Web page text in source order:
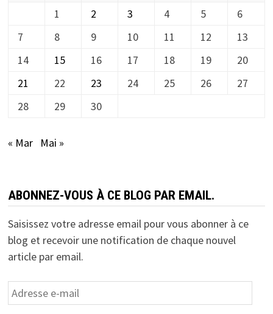
1
2 3 4 5
6
7
8 9 10 11 12
13
14
15 16 17 18 19
20
21
22 23 24 25 26
27
28
29 30
« Mar Mai »
ABONNEZ-VOUS À CE BLOG PAR EMAIL.
Saisissez votre adresse email pour vous abonner à ce
blog et recevoir une notification de chaque nouvel
article par email.
Adresse
e-